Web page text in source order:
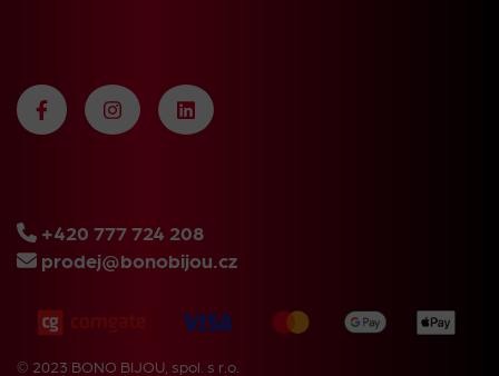
+420 777 724 208
prodej@bonobijou.cz
© 2023 BONO BIJOU, spol. s r.o.